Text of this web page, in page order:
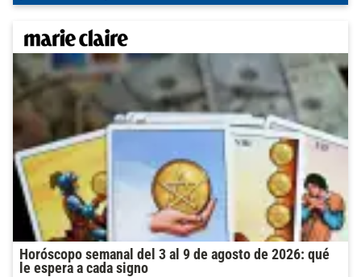
Horóscopo semanal del 3 al 9 de agosto de 2026: qué
le espera a cada signo